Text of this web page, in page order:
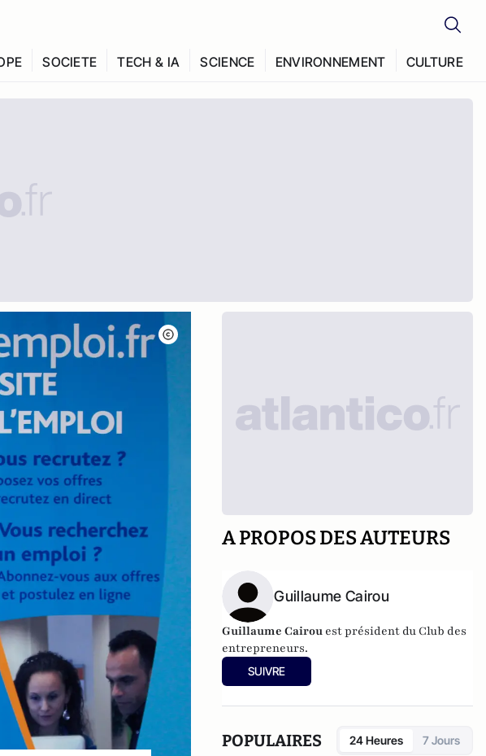
SOCIETE TECH & IA SCIENCE ENVIRONNEMENT CULTURE
A PROPOS DES AUTEURS
Guillaume Cairou
Guillaume Cairou est président du Club des
entrepreneurs.
SUIVRE
POPULAIRES 24 Heures 7 Jours